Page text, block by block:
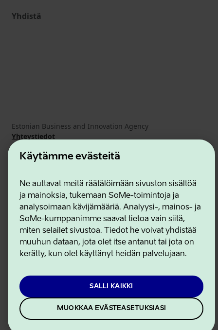
Käytämme evästeitä
Ne auttavat meitä räätälöimään sivuston sisältöä
ja mainoksia, tukemaan SoMe-toimintoja ja
analysoimaan kävijämääriä. Analyysi-, mainos- ja
SoMe-kumppanimme saavat tietoa vain siitä,
miten selailet sivustoa. Tiedot he voivat yhdistää
muuhun dataan, jota olet itse antanut tai jota on
kerätty, kun olet käyttänyt heidän palvelujaan.
SALLI KAIKKI
MUOKKAA EVÄSTEASETUKSIASI
Yhdistä
Estonian Business and Innovation Agency
Yhteystiedot
Yhteistyökumppanit
Käyttöehdot